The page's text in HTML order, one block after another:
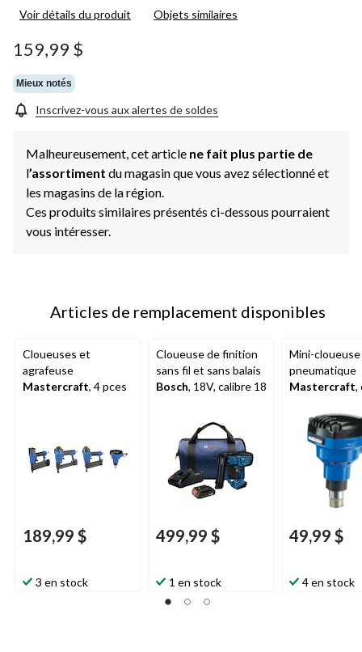
Voir détails du produit Objets similaires
159,99 $
Mieux notés
Inscrivez-vous aux alertes de soldes
Malheureusement, cet article ne fait plus partie de
l’assortiment du magasin que vous avez sélectionné et
les magasins de la région.
Ces produits similaires présentés ci-dessous pourraient
vous intéresser.
Articles de remplacement disponibles
Cloueuses et
agrafeuse
Mastercraft, 4 pces
189,99 $
3 en stock
Cloueuse de finition
sans fil et sans balais
Bosch, 18V, calibre 18
499,99 $
1 en stock
Mini-cloueuse
pneumatique
Mastercraft,
49,99 $
4 en stock